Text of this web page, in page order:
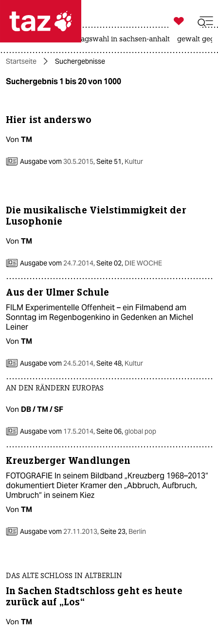
 taz zahl ich
taz zahl ich
themen
gesellschaft
berlin
nord
wahrheit
verlag
veranstaltungen
shop
fragen & hilfe
unterstützen
epaper login

taz zahl ich
landtagswahl in sachsen-anhalt gewalt
Startseite Suchergebnisse
Suchergebnis 1 bis 20 von 1000
Hier ist anderswo
Von TM
Ausgabe vom30.5.2015,Seite 51, Kultur
Die musikalische Vielstimmigkeit der
Lusophonie
Von TM
Ausgabe vom 24.7.2014,Seite 02, DIE WOCHE
Aus der Ulmer Schule
FILM Experimentelle Offenheit – ein Filmabend am
Sonntag im Regenbogenkino in Gedenken an Michel
Leiner
Von TM
Ausgabe vom 24.5.2014,Seite 48, Kultur
AN DEN RÄNDERN EUROPAS
Von DB / TM / SF
Ausgabe vom 17.5.2014,Seite 06,global pop
Kreuzberger Wandlungen
FOTOGRAFIE In seinem Bildband „Kreuzberg 1968–2013“
dokumentiert Dieter Kramer den „Abbruch, Aufbruch,
Umbruch“ in seinem Kiez
Von TM
Ausgabe vom 27.11.2013,Seite 23, Berlin
DAS ALTE SCHLOSS IN ALTBERLIN
In Sachen Stadtschloss geht es heute
zurück auf „Los“
Von TM